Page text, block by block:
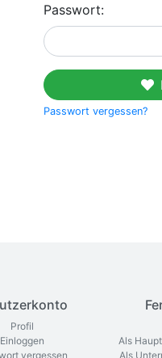
Passwort:
Passwort vergessen?
Profil
Einloggen
vergessen
Als
Als